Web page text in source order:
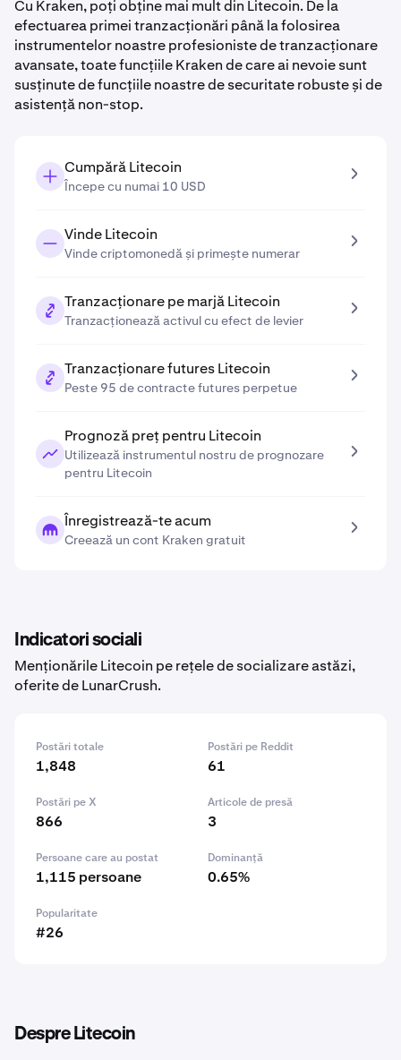
Cu Kraken, poți obține mai mult din Litecoin. De la
efectuarea primei tranzacționări până la folosirea
instrumentelor noastre profesioniste de tranzacționare
avansate, toate funcțiile Kraken de care ai nevoie sunt
susținute de funcțiile noastre de securitate robuste și de
asistență non-stop.
Cumpără Litecoin
Începe cu numai 10 USD
Vinde Litecoin
Vinde criptomonedă și primește numerar
Tranzacționare pe marjă Litecoin
Tranzacționează activul cu efect de levier
Tranzacționare futures Litecoin
Peste 95 de contracte futures perpetue
Prognoză preț pentru Litecoin
Utilizează instrumentul nostru de prognozare
pentru Litecoin
Înregistrează-te acum
Creează un cont Kraken gratuit
Indicatori sociali
Menționările Litecoin pe rețele de socializare astăzi,
oferite de LunarCrush.
Postări totale
1,848
Postări pe Reddit
61
Postări pe X
866
Articole de presă
3
Persoane care au postat
1,115 persoane
Dominanță
0.65%
Popularitate
#26
Despre Litecoin